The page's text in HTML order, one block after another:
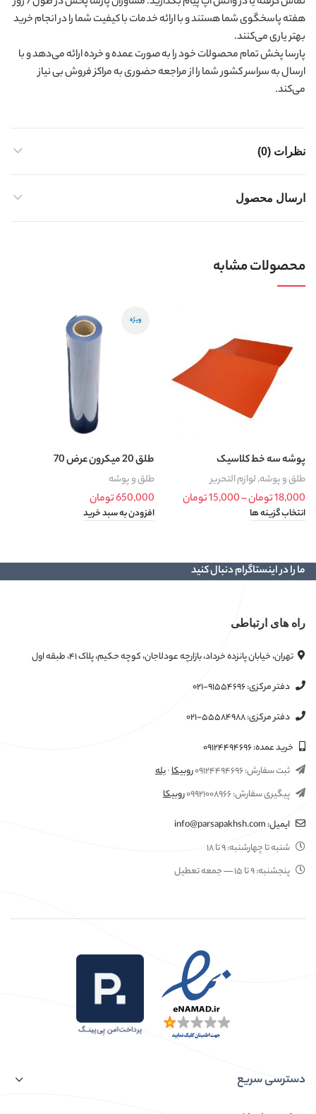
هفته پاسخگوی شما هستند و با ارائه خدمات با کیفیت شما را در انجام خرید
بهتر یاری می‌کنند.
پارسا پخش تمام محصولات خود را به صورت عمده و خرده ارائه می‌دهد و با
ارسال به سراسر کشور شما را از مراجعه حضوری به مراکز فروش بی نیاز
می‌کند.
نظرات (0)
ارسال محصول
محصولات مشابه
پوشه سه خط کلاسیک
طلق و پوشه,لوازم التحریر
18,000تومان–
15,000تومان
18,000 تومان
انتخاب گزینه ها
ویژه
طلق 20 میکرون عرض 70
طلق و پوشه
650,000تومان
افزودن به سبد خرید
ما را در اینستاگرام دنبال کنید
راه های ارتباطی
تهران، خیابان پانزده خرداد، بازارچه عودلاجان، کوچه حکیم، پلاک ۴۱، طبقه اول
دفتر مرکزی:۰۲۱-۹۱۵۵۴۶۹۶
دفتر مرکزی:۰۲۱-۵۵۵۸۴۹۸۸
خرید عمده:۰۹۱۲۴۴۹۴۶۹۶
ثبت سفارش:۰۹۱۲۴۴۹۴۶۹۶روبیکا·بله
پیگیری سفارش:۰۹۹۲۱۰۰۸۹۶۶روبیکا
ایمیل:info@parsapakhsh.com
شنبه تا چهارشنبه:۹ تا ۱۸
پنجشنبه:۹ تا ۱۵ — جمعه تعطیل
دسترسی سریع